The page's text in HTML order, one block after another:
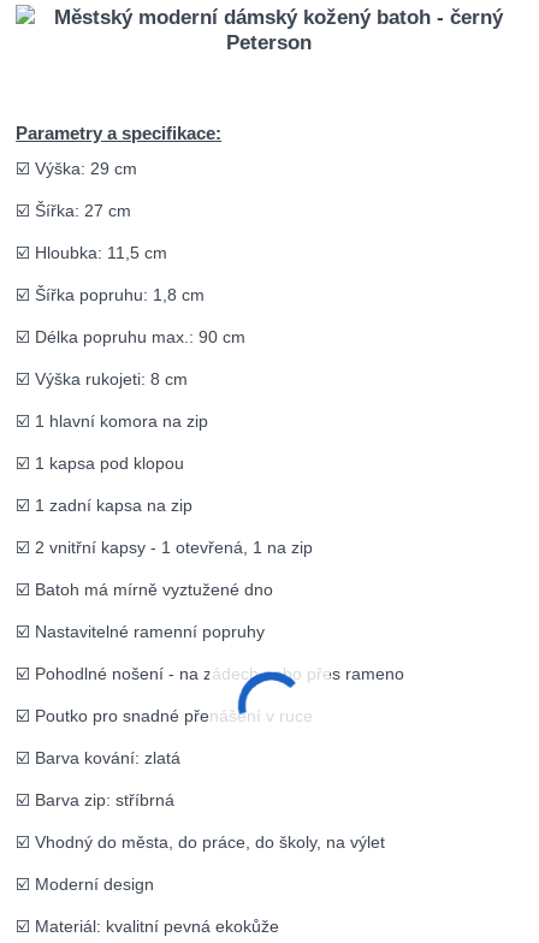
Parametry a specifikace:
☑️ Výška: 29 cm
☑️ Šířka: 27 cm
☑️ Hloubka: 11,5 cm
☑️ Šířka popruhu: 1,8 cm
☑️ Délka popruhu max.: 90 cm
☑️ Výška rukojeti: 8 cm
☑️ 1 hlavní komora na zip
☑️ 1 kapsa pod klopou
☑️ 1 zadní kapsa na zip
☑️ 2 vnitřní kapsy - 1 otevřená, 1 na zip
☑️ Batoh má mírně vyztužené dno
☑️ Nastavitelné ramenní popruhy
☑️ Pohodlné nošení - na zádech nebo přes rameno
☑️ Poutko pro snadné přenášení v ruce
☑️ Barva kování: zlatá
☑️ Barva zip: stříbrná
☑️ Vhodný do města, do práce, do školy, na výlet
☑️ Moderní design
☑️ Materiál: kvalitní pevná ekokůže